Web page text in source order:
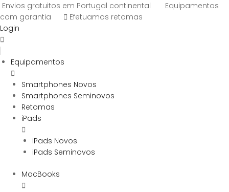
Envios gratuitos em Portugal continental
Equipamentos
com garantia
Efetuamos retomas
Login
Equipamentos
Smartphones Novos
Smartphones Seminovos
Retomas
iPads
iPads Novos
iPads Seminovos
MacBooks